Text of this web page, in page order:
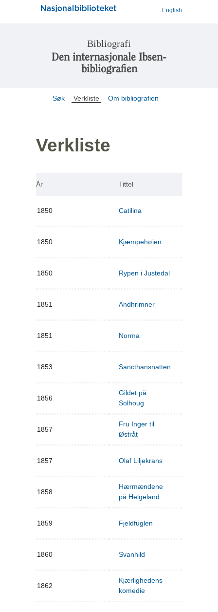
English
Bibliografi
Den internasjonale Ibsen-
bibliografien
Søk Verkliste Om bibliografien
Verkliste
År Tittel
1850 Catilina
1850 Kjæmpehøien
1850 Rypen i Justedal
1851 Andhrimner
1851 Norma
1853 Sancthansnatten
1856
Gildet på
Solhoug
1857
Fru Inger til
Østråt
1857 Olaf Liljekrans
1858
Hærmændene
på Helgeland
1859 Fjeldfuglen
1860 Svanhild
1862
Kjærlighedens
komedie